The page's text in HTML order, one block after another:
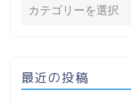
最近の投稿